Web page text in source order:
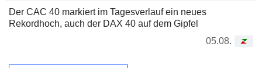
Der CAC 40 markiert im Tagesverlauf ein neues
Rekordhoch, auch der DAX 40 auf dem Gipfel
05.08.